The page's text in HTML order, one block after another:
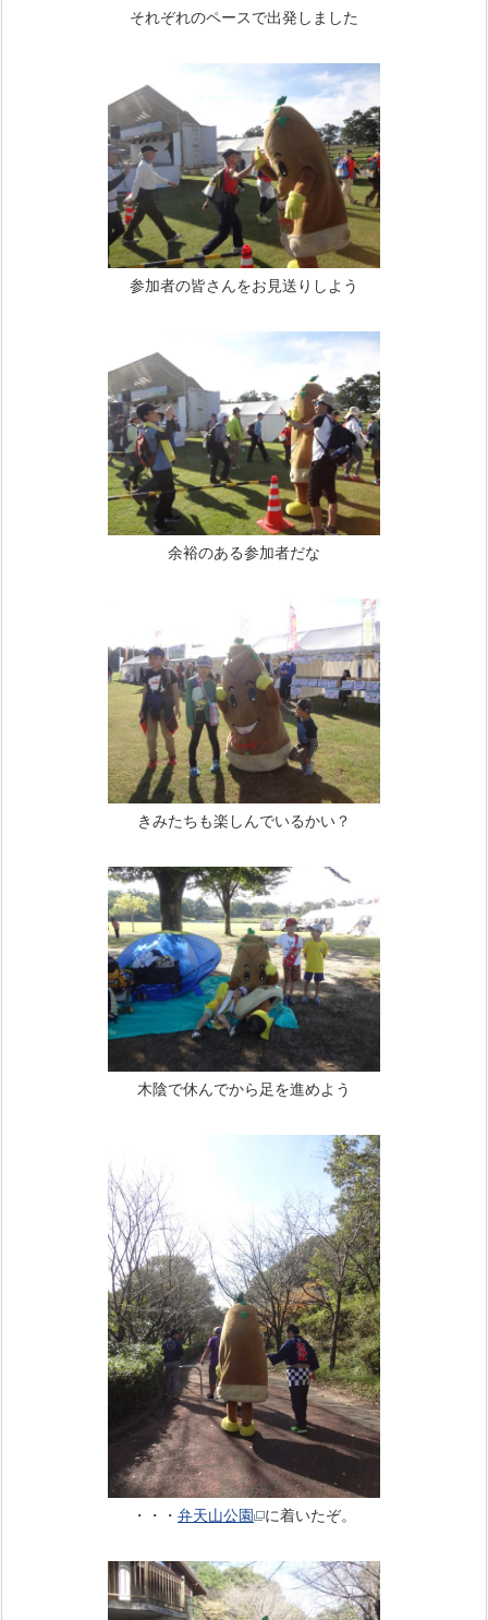
それぞれのペースで出発しました
参加者の皆さんをお見送りしよう
余裕のある参加者だな
きみたちも楽しんでいるかい？
木陰で休んでから足を進めよう
・・・ 弁天山公園 に着いたぞ。